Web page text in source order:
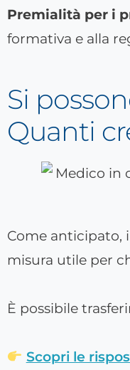
Premialità per i
formativa e alla
Si
Quanti
Come anticipato,
misura utile per
È possibile
Scopri le